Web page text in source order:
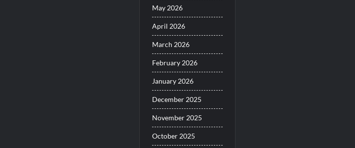
May 2026
April 2026
March 2026
February 2026
January 2026
December 2025
November 2025
October 2025